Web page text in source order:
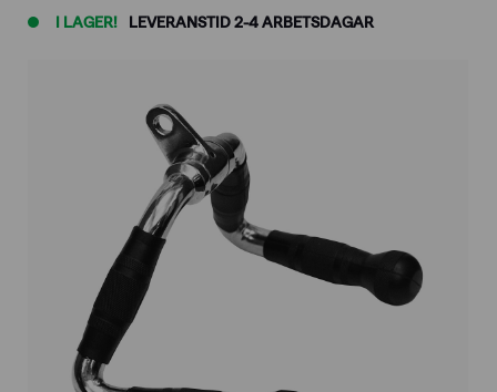
I LAGER! LEVERANSTID 2-4 ARBETSDAGAR